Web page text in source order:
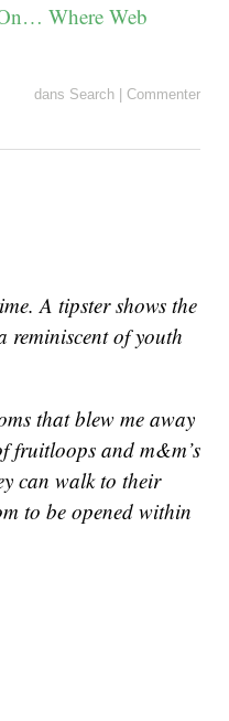
Where Web
dans Search | Commenter
A tipster shows the
reminiscent of youth
that blew me away
fruitloops and m&m’s
can walk to their
to be opened within